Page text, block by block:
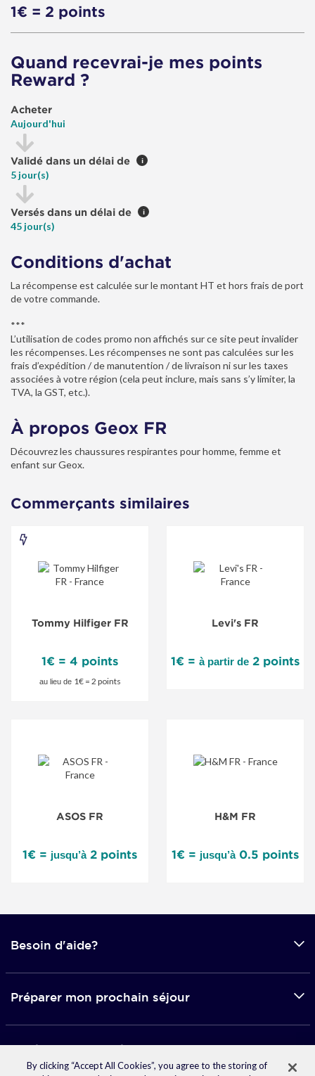
1€ = 2 points
Quand recevrai-je mes points
Reward ?
Acheter
Aujourd'hui
Validé dans un délai de i
5 jour(s)
Versés dans un délai de i
45 jour(s)
Conditions d'achat
La récompense est calculée sur le montant HT et hors frais de port
de votre commande.
***
L’utilisation de codes promo non affichés sur ce site peut invalider
les récompenses. Les récompenses ne sont pas calculées sur les
frais d’expédition / de manutention / de livraison ni sur les taxes
associées à votre région (cela peut inclure, mais sans s’y limiter, la
TVA, la GST, etc.).
À propos Geox FR
Découvrez les chaussures respirantes pour homme, femme et
enfant sur Geox.
Commerçants similaires
Tommy Hilfiger FR
1€ = 4 points
au lieu de 1€ = 2 points
Hilfiger
Offre
Levi's FR
1€ = à partir de 2 points
ASOS FR
1€ = jusqu’à2 points
H&M FR
1€ = jusqu’à0.5 points
Besoin d'aide?
Préparer mon prochain séjour
Applications mobile
By clicking “Accept All Cookies”, you agree to the storing of